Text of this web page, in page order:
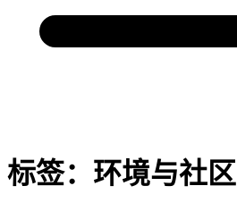
标签：环境与社区